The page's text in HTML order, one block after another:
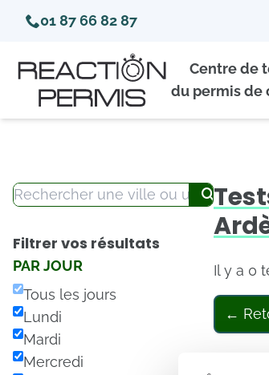
01 87 66 82 87
Centre de
du permis de
Filtrer vos résultats
PAR JOUR
Tous les jours
Lundi
Mardi
Mercredi
Il y a 0
←